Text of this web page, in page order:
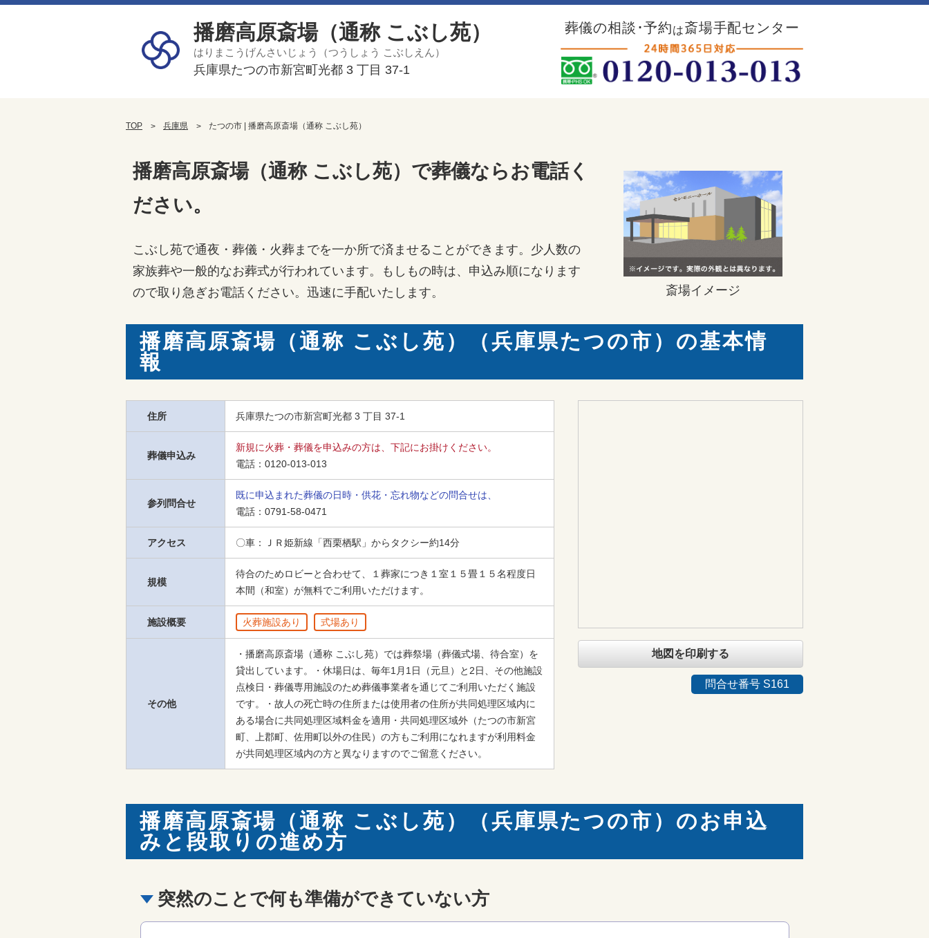
播磨高原斎場（通称 こぶし苑）
はりまこうげんさいじょう（つうしょう こぶしえん）
兵庫県たつの市新宮町光都 3 丁目 37-1
葬儀の相談･予約は斎場手配センター
TOP 兵庫県 たつの市 | 播磨高原斎場（通称 こぶし苑）
播磨高原斎場（通称 こぶし苑）で葬儀ならお電話く
ださい。
こぶし苑で通夜・葬儀・火葬までを一か所で済ませることができます。少人数の
家族葬や一般的なお葬式が行われています。もしもの時は、申込み順になります
ので取り急ぎお電話ください。迅速に手配いたします。
斎場イメージ
播磨高原斎場（通称 こぶし苑）（兵庫県たつの市）の基本情
報
住所 兵庫県たつの市新宮町光都 3 丁目 37-1
葬儀申込み
新規に火葬・葬儀を申込みの方は、下記にお掛けください。
電話： 0120-013-013
参列問合せ
既に申込まれた葬儀の日時・供花・忘れ物などの問合せは、
電話： 0791-58-0471
アクセス 〇車：ＪＲ姫新線「西栗栖駅」からタクシー約14分
規模
待合のためロビーと合わせて、１葬家につき１室１５畳１５名程度日
本間（和室）が無料でご利用いただけます。
施設概要 火葬施設あり 式場あり
その他
・播磨高原斎場（通称 こぶし苑）では葬祭場（葬儀式場、待合室）を
貸出しています。・休場日は、毎年1月1日（元旦）と2日、その他施設
点検日・葬儀専用施設のため葬儀事業者を通じてご利用いただく施設
です。・故人の死亡時の住所または使用者の住所が共同処理区域内に
ある場合に共同処理区域料金を適用・共同処理区域外（たつの市新宮
町、上郡町、佐用町以外の住民）の方もご利用になれますが利用料金
が共同処理区域内の方と異なりますのでご留意ください。
地図を印刷する
問合せ番号 S161
播磨高原斎場（通称 こぶし苑）（兵庫県たつの市）のお申込
みと段取りの進め方
突然のことで何も準備ができていない方